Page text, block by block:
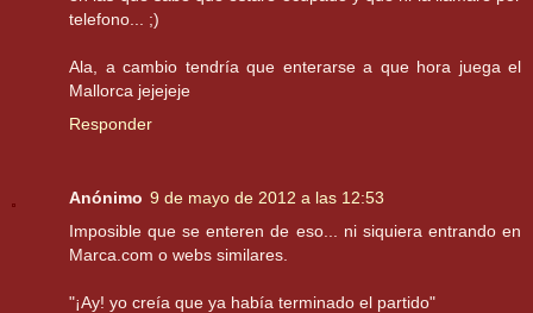
telefono... ;)
Ala, a cambio tendría que enterarse a que hora juega el
Mallorca jejejeje
Responder
Anónimo 9 de mayo de 2012 a las 12:53
Imposible que se enteren de eso... ni siquiera entrando en
Marca.com o webs similares.
"¡Ay! yo creía que ya había terminado el partido"